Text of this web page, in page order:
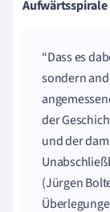
Aufwärtsspirale
Dass es
sondern
der
und der
(Jürgen